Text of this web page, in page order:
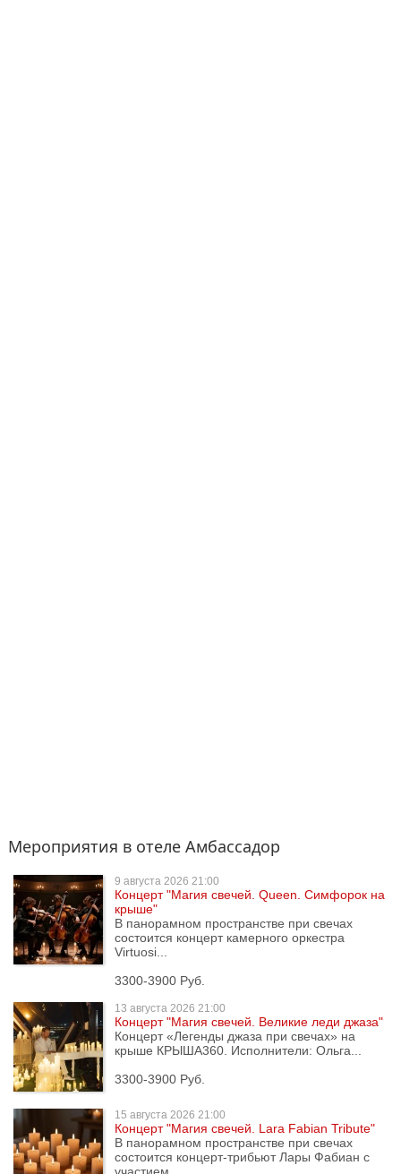
Мероприятия в отеле Амбассадор
9 августа 2026 21:00
Концерт "Магия свечей. Queen. Симфорок на
крыше"
В панорамном пространстве при свечах
состоится концерт камерного оркестра
Virtuosi...
3300-3900 Руб.
13 августа 2026 21:00
Концерт "Магия свечей. Великие леди джаза"
Концерт «Легенды джаза при свечах» на
крыше КРЫША360. Исполнители: Ольга...
3300-3900 Руб.
15 августа 2026 21:00
Концерт "Магия свечей. Lara Fabian Tribute"
В панорамном пространстве при свечах
состоится концерт-трибьют Лары Фабиан с